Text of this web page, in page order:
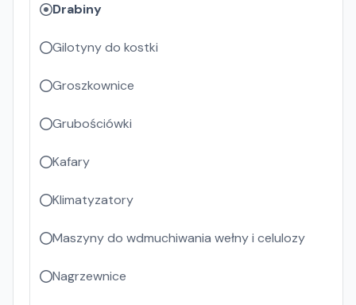
Drabiny
Gilotyny do kostki
Groszkownice
Grubościówki
Kafary
Klimatyzatory
Maszyny do wdmuchiwania wełny i celulozy
Nagrzewnice